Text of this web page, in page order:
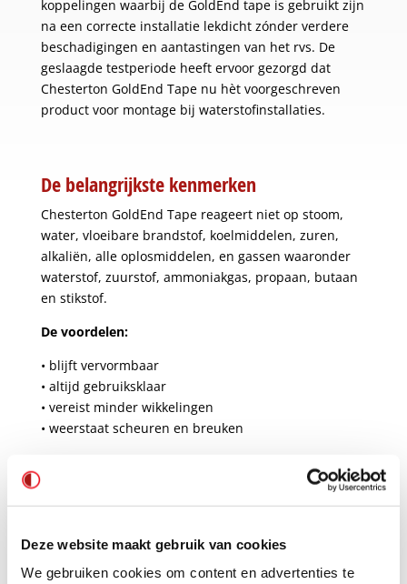
Deze website maakt gebruik van cookies
We gebruiken cookies om content en advertenties te
koppelingen waarbij de GoldEnd tape is gebruikt zijn
na een correcte installatie lekdicht zónder verdere
beschadigingen en aantastingen van het rvs. De
geslaagde testperiode heeft ervoor gezorgd dat
Chesterton GoldEnd Tape nu hèt voorgeschreven
product voor montage bij waterstofinstallaties.
De belangrijkste kenmerken
Chesterton GoldEnd Tape reageert niet op stoom,
water, vloeibare brandstof, koelmiddelen, zuren,
alkaliën, alle oplosmiddelen, en gassen waaronder
waterstof, zuurstof, ammoniakgas, propaan, butaan
en stikstof.
De voordelen:
• blijft vervormbaar
• altijd gebruiksklaar
• vereist minder wikkelingen
• weerstaat scheuren en breuken
uw installatie?
Neem vrijblijvend contact met ons op. Wij komen
aan u te demonstreren.